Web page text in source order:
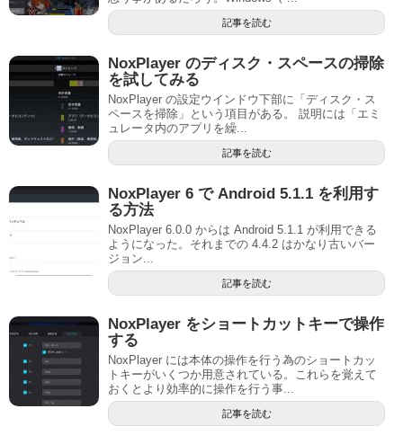
記事を読む
NoxPlayer のディスク・スペースの掃除
を試してみる
NoxPlayer の設定ウインドウ下部に「ディスク・ス
ペースを掃除」という項目がある。 説明には「エミ
ュレータ内のアプリを繰...
記事を読む
NoxPlayer 6 で Android 5.1.1 を利用す
る方法
NoxPlayer 6.0.0 からは Android 5.1.1 が利用できる
ようになった。それまでの 4.4.2 はかなり古いバー
ジョン...
記事を読む
NoxPlayer をショートカットキーで操作
する
NoxPlayer には本体の操作を行う為のショートカッ
トキーがいくつか用意されている。これらを覚えて
おくとより効率的に操作を行う事...
記事を読む